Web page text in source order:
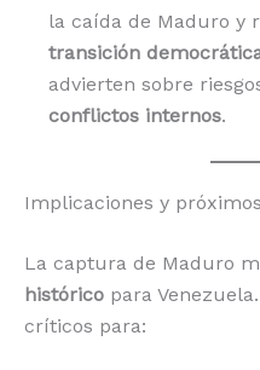
la caída de Maduro y
transición
advierten sobre
conflictos internos.
Implicaciones y
La captura de Maduro
histórico para
críticos para: